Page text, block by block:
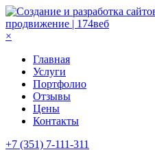
×
Главная
Услуги
Портфолио
Отзывы
Цены
Контакты
+7 (351) 7-111-311